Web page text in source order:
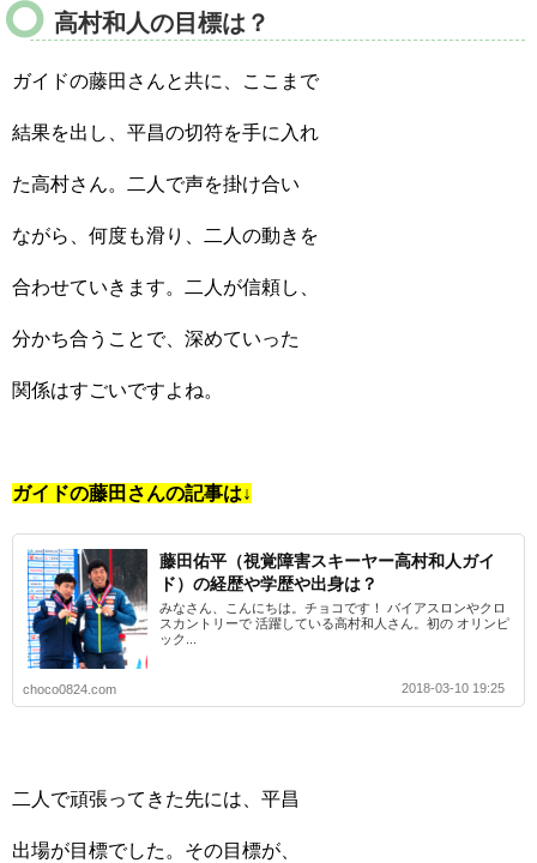
高村和人の目標は？
ガイドの藤田さんと共に、ここまで
結果を出し、平昌の切符を手に入れ
た高村さん。二人で声を掛け合い
ながら、何度も滑り、二人の動きを
合わせていきます。二人が信頼し、
分かち合うことで、深めていった
関係はすごいですよね。
ガイドの藤田さんの記事は↓
藤田佑平（視覚障害スキーヤー高村和人ガイ
ド）の経歴や学歴や出身は？
みなさん、こんにちは。チョコです！ バイアスロンやクロ
スカントリーで 活躍している高村和人さん。初の オリンピ
ック...
choco0824.com 2018-03-10 19:25
二人で頑張ってきた先には、平昌
出場が目標でした。その目標が、